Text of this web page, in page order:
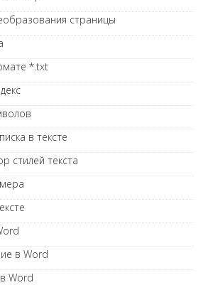
страницы
*.txt
в тексте
стилей текста
в Word
Word